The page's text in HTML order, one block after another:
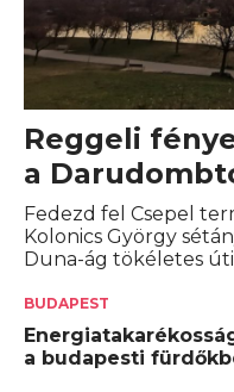
Reggeli
a
Fedezd fel Csepel
Kolonics György
Duna-ág tökéletes
BUDAPEST
a budapesti